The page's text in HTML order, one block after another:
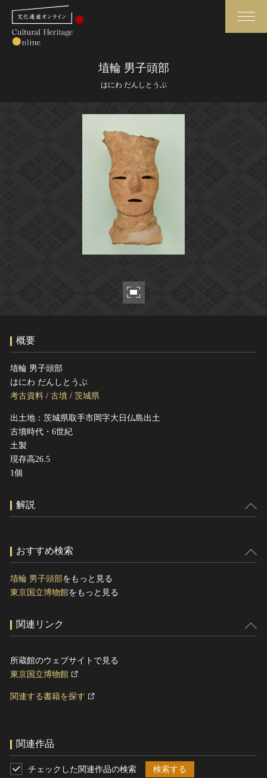
さらに詳細検索
全国の美術館・博物館
媒体資料・関連記事等
博物館、美術館の皆さまへ
文化庁よりご挨拶
今月のみどころ
お知らせ一覧
このサイトについて
サイトのご意見はこちら
文化遺産データベース
埴輪 男子頭部
はにわ だんしとうぶ
概要
埴輪 男子頭部
はにわ だんしとうぶ
考古資料 / 古墳 / 茨城県
出土地：茨城県取手市岡字大日仏島出土
古墳時代・6世紀
土製
現存高26.5
1個
解説
おすすめ検索
埴輪 男子頭部をもっと見る
東京国立博物館をもっと見る
関連リンク
所蔵館のウェブサイトで見る
東京国立博物館
関連する書籍を探す
関連作品
チェックした関連作品の検索 検索する